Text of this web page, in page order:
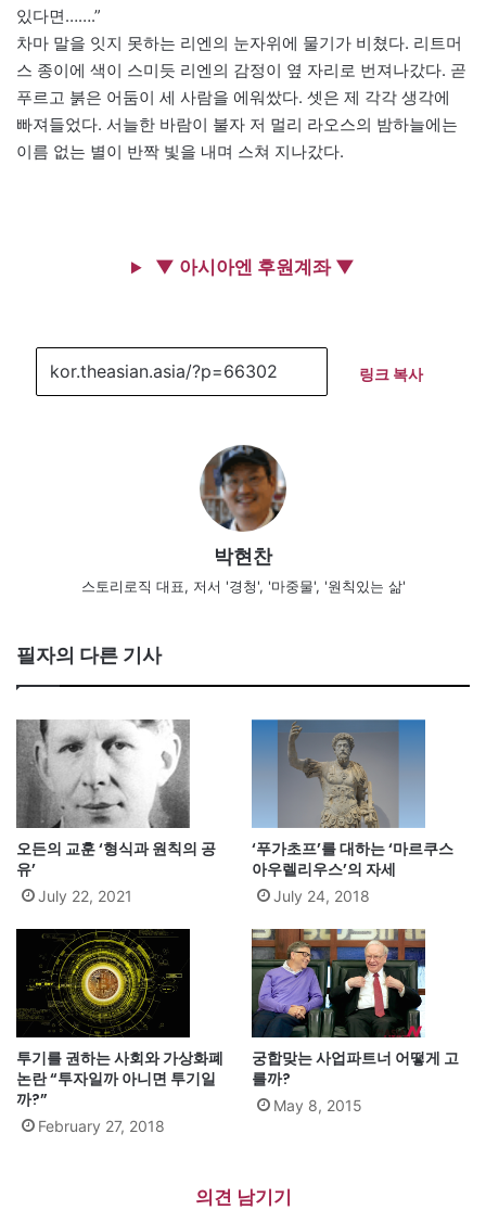
있다면…….”
차마 말을 잇지 못하는 리엔의 눈자위에 물기가 비쳤다. 리트머
스 종이에 색이 스미듯 리엔의 감정이 옆 자리로 번져나갔다. 곧
푸르고 붉은 어둠이 세 사람을 에워쌌다. 셋은 제 각각 생각에
빠져들었다. 서늘한 바람이 불자 저 멀리 라오스의 밤하늘에는
이름 없는 별이 반짝 빛을 내며 스쳐 지나갔다.
▼ 아시아엔 후원계좌 ▼
링크 복사
박현찬
스토리로직 대표, 저서 '경청', '마중물', '원칙있는 삶'
필자의 다른 기사
오든의 교훈 ‘형식과 원칙의 공
유’
July 22, 2021
‘푸가초프’를 대하는 ‘마르쿠스
아우렐리우스’의 자세
July 24, 2018
투기를 권하는 사회와 가상화폐
논란 “투자일까 아니면 투기일
까?”
February 27, 2018
궁합맞는 사업파트너 어떻게 고
를까?
May 8, 2015
의견 남기기